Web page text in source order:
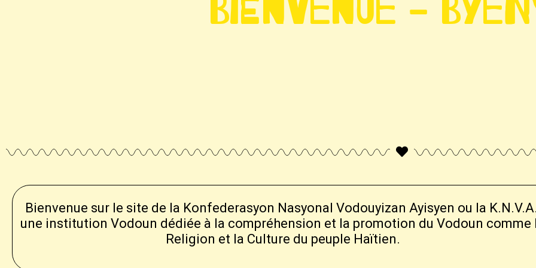
Bienvenue -
Bienvenue sur le site de la Konfederasyon Nasyonal Vodouyizan Ayisyen ou la
une institution Vodoun dédiée à la compréhension et la promotion du Vodoun comme
Religion et la Culture du peuple Haïtien.